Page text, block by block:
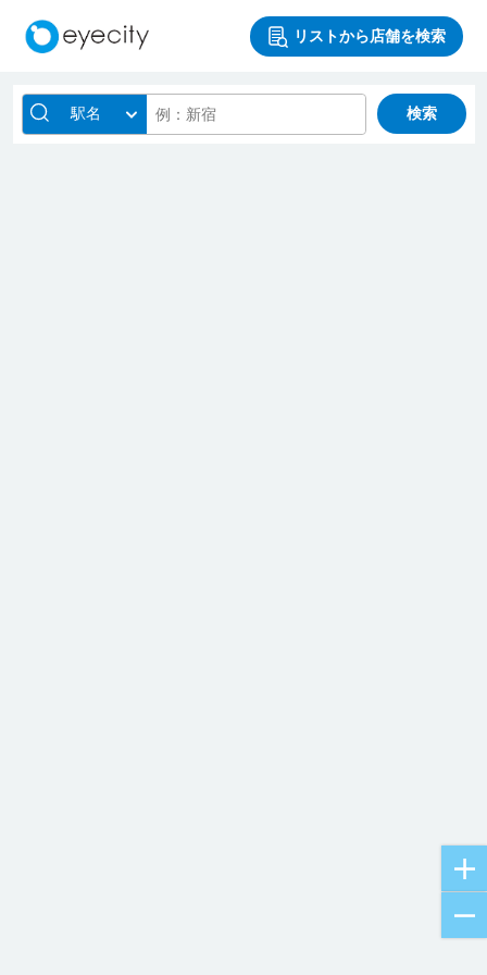
リストから店舗を検索
駅名 検索